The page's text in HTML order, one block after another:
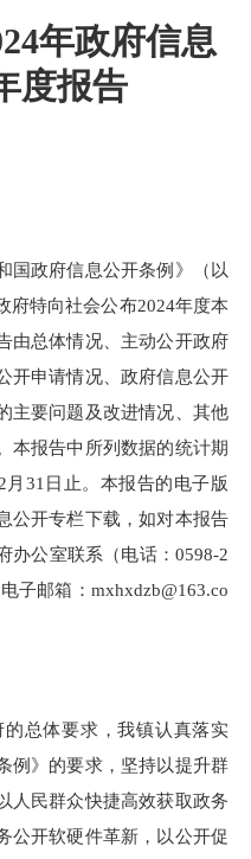
年政府信息
度报告
政府信息公开条例》（以
府特向社会公布2024年度本
由总体情况、主动公开政府
开申请情况、政府信息公开
主要问题及改进情况、其他
本报告中所列数据的统计期
月31日止。本报告的电子版
公开专栏下载，如对本报告
办公室联系（电话：0598-2
子邮箱：mxhxdzb@163.co
总体要求，我镇认真落实
例》的要求，坚持以提升群
人民群众快捷高效获取政务
公开软硬件革新，以公开促